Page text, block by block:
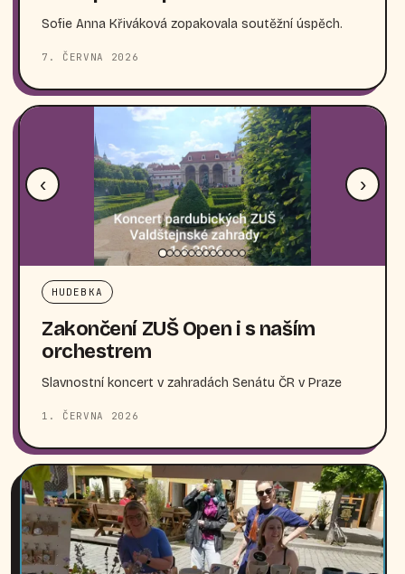
Sofie Anna Křiváková zopakovala soutěžní úspěch.
7. ČERVNA 2026
‹ ›
HUDEBKA
Zakončení ZUŠ Open i s naším
orchestrem
Slavnostní koncert v zahradách Senátu ČR v Praze
1. ČERVNA 2026